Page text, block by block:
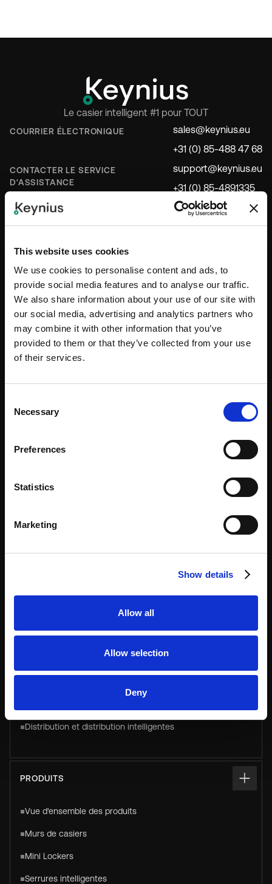
This website uses cookies
We use cookies to personalise content and ads, to
provide social media features and to analyse our traffic.
We also share information about your use of our site with
our social media, advertising and analytics partners who
may combine it with other information that you’ve
provided to them or that they’ve collected from your use
of their services.
Selection
Necessary
Preferences
Statistics
Marketing
Show details
Allow all
Allow selection
Deny
Le casier intelligent #1 pour TOUT
COURRIER ÉLECTRONIQUE
sales@keynius.eu
+31 (0) 85-488 47 68
CONTACTER LE SERVICE
D'ASSISTANCE
support@keynius.eu
+31 (0) 85-4891335
SECTEURS
Espace de travail d'entreprise
Éducation
Services d'urgence
Law Enforcement
Commerce de détail
Luggage
Distribution et distribution intelligentes
PRODUITS
Vue d'ensemble des produits
Murs de casiers
Mini Lockers
Serrures intelligentes